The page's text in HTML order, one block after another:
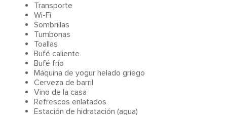
Transporte
Wi-Fi
Sombrillas
Tumbonas
Toallas
Bufé caliente
Bufé frío
Máquina de yogur helado griego
Cerveza de barril
Vino de la casa
Refrescos enlatados
Estación de hidratación (agua)